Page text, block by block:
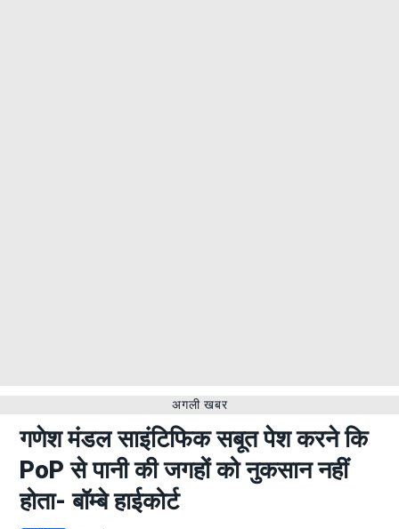
अगली खबर
गणेश मंडल साइंटिफिक सबूत पेश करने कि
PoP से पानी की जगहों को नुकसान नहीं
होता- बॉम्बे हाईकोर्ट